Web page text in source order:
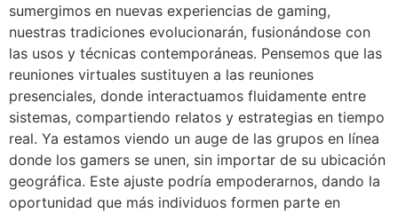
sumergimos en nuevas experiencias de gaming,
nuestras tradiciones evolucionarán, fusionándose con
las usos y técnicas contemporáneas. Pensemos que las
reuniones virtuales sustituyen a las reuniones
presenciales, donde interactuamos fluidamente entre
sistemas, compartiendo relatos y estrategias en tiempo
real. Ya estamos viendo un auge de las grupos en línea
donde los gamers se unen, sin importar de su ubicación
geográfica. Este ajuste podría empoderarnos, dando la
oportunidad que más individuos formen parte en